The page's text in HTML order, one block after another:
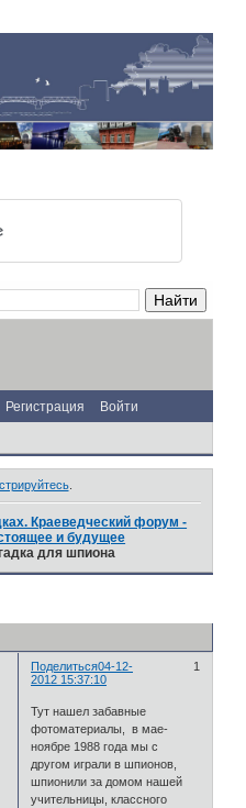
Регистрация Войти
.
Краеведческий форум -
и будущее
для шпиона
Поделиться 1
04-12-
2012 15:37:10
Тут нашел забавные
фотоматериалы, в мае-
ноябре 1988 года мы с
другом играли в шпионов,
шпионили за домом нашей
учительницы, классного